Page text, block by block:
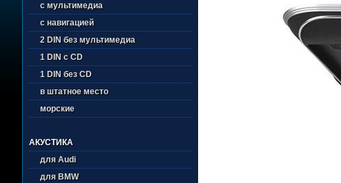
с мультимедиа
с навигацией
2 DIN без мультимедиа
1 DIN с CD
1 DIN без CD
в штатное место
морские
АКУСТИКА
для Audi
для BMW